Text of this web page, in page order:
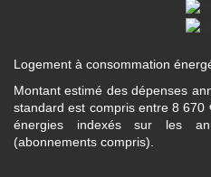
Logement à consommation
Montant estimé des dépenses
standard est compris entre 8
énergies indexés sur les
(abonnements compris).